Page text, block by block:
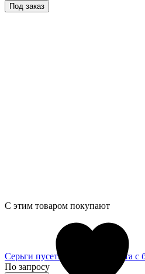
Под заказ
Серьги пусеты из белого золота
По запросу
С этим товаром покупают